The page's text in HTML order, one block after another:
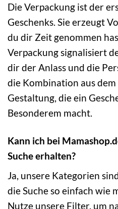
Die Verpackung ist der
Geschenks. Sie erzeugt
du dir Zeit genommen
Verpackung signalisiert
dir der Anlass und die
die Kombination aus
Gestaltung, die ein
Besonderem macht.
Kann ich bei
Suche erhalten?
Ja, unsere Kategorien
die Suche so einfach wie
Nutze unsere Filter, um